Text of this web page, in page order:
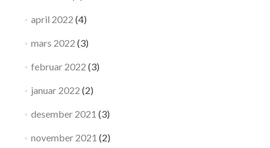
april 2022 (4)
mars 2022 (3)
februar 2022 (3)
januar 2022 (2)
desember 2021 (3)
november 2021 (2)